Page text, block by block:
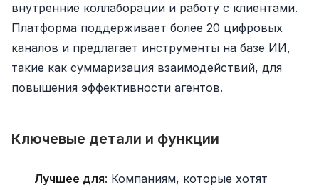
внутренние коллаборации и работу с клиентами.
Платформа поддерживает более 20 цифровых
каналов и предлагает инструменты на базе ИИ,
такие как суммаризация взаимодействий, для
повышения эффективности агентов.
Ключевые детали и функции
Лучшее для: Компаниям, которые хотят